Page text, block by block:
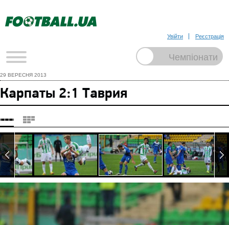
Увійти Реєстрація
29 ВЕРЕСНЯ 2013
Карпаты 2:1 Таврия